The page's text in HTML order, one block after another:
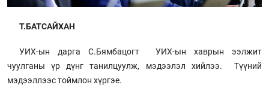
Т.БАТСАЙХАН
УИХ-ын дарга С.Бямбацогт УИХ-ын хаврын ээлжит
чуулганы үр дүнг танилцуулж, мэдээлэл хийлээ. Түүний
мэдээллээс тоймлон хүргэе.